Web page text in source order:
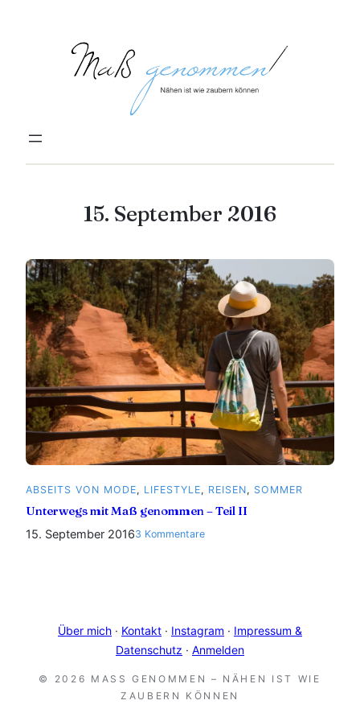
springen
15. September 2016
ABSEITS VON MODE, LIFESTYLE, REISEN, SOMMER
Unterwegs mit Maß genommen – Teil II
15. September 20163 Kommentarezu
Teil
II
Über mich · Kontakt · Instagram · Impressum &
Datenschutz · Anmelden
© 2026 MASS GENOMMEN – NÄHEN IST WIE Z
AUBERN KÖNNEN